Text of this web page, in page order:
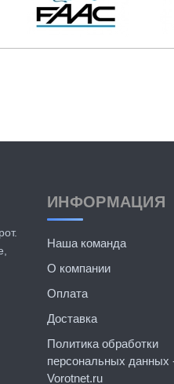
ИНФОРМАЦИЯ
Наша команда
О компании
Оплата
Доставка
Политика обработки
персональных данных
Vorotnet.ru